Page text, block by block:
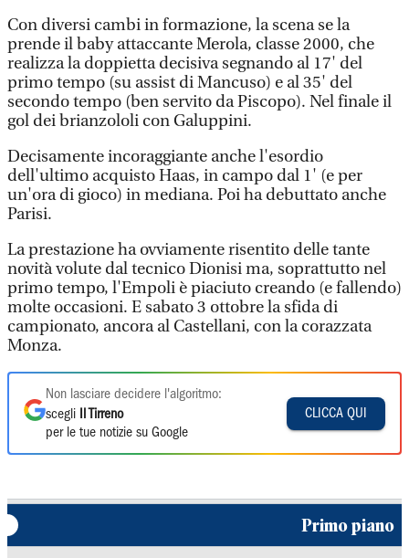
Con diversi cambi in formazione, la scena se la
prende il baby attaccante Merola, classe 2000, che
realizza la doppietta decisiva segnando al 17' del
primo tempo (su assist di Mancuso) e al 35' del
secondo tempo (ben servito da Piscopo). Nel finale il
gol dei brianzololi con Galuppini.
Decisamente incoraggiante anche l'esordio
dell'ultimo acquisto Haas, in campo dal 1' (e per
un'ora di gioco) in mediana. Poi ha debuttato anche
Parisi.
La prestazione ha ovviamente risentito delle tante
novità volute dal tecnico Dionisi ma, soprattutto nel
primo tempo, l'Empoli è piaciuto creando (e fallendo)
molte occasioni. E sabato 3 ottobre la sfida di
campionato, ancora al Castellani, con la corazzata
Monza.
Non lasciare decidere l'algoritmo:
scegli
Il Tirreno
per le tue notizie su Google
CLICCA QUI
Primo piano